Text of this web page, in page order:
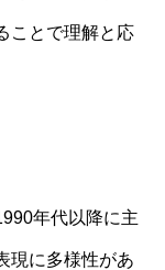
ことで理解と応
年代以降に主
現に多様性があ